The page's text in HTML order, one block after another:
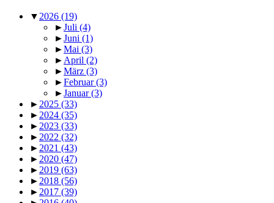
▼ 2026 (19)
►Juli (4)
►Juni (1)
►Mai (3)
► April (2)
►März (3)
►Februar(3)
►Januar(3)
► 2025 (33)
► 2024 (35)
► 2023 (33)
► 2022 (32)
► 2021 (43)
► 2020 (47)
► 2019 (63)
► 2018 (56)
► 2017 (39)